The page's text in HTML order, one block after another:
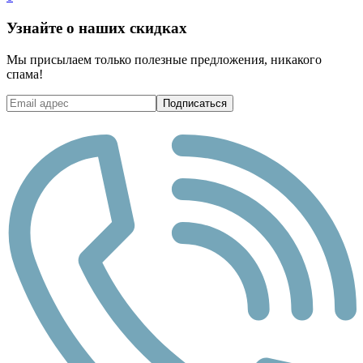
Узнайте о наших скидках
Мы присылаем только полезные предложения, никакого
спама!
Подписаться